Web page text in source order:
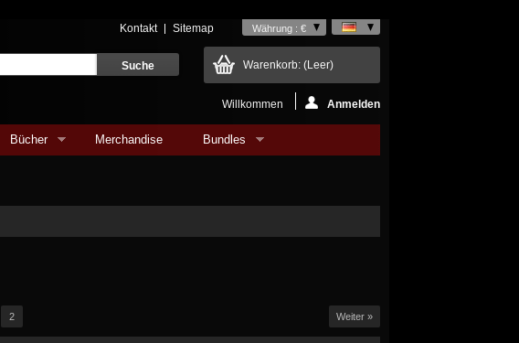
Währung : €
Kontakt Sitemap
Warenkorb: (Leer)
Willkommen Anmelden
Bücher Merchandise Bundles
2 Weiter »